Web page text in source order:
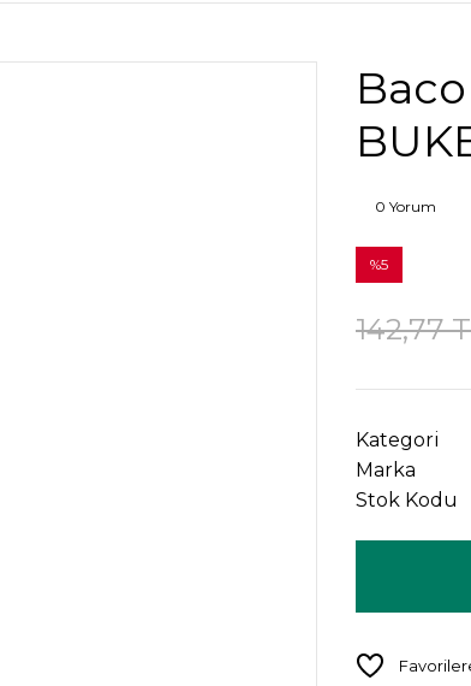
0 Yorum
%5
142,77
Kategori
Marka
Stok Kodu